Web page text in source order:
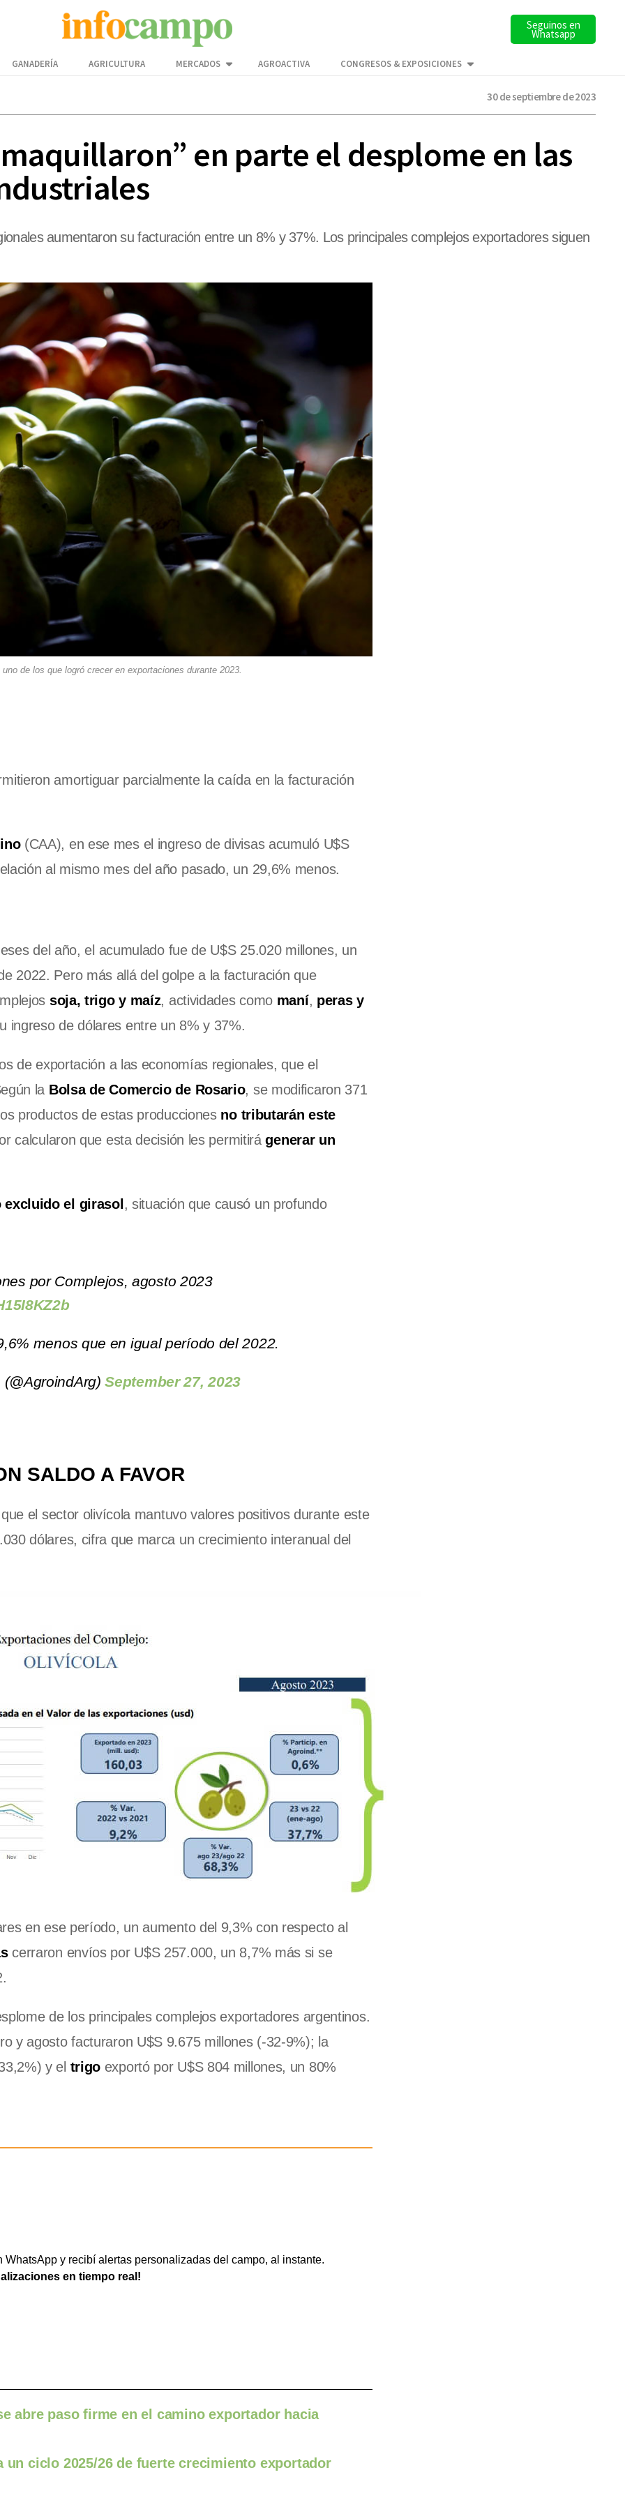
Seguinos en
Whatsapp
GANADERÍA AGRICULTURA MERCADOS AGROACTIVA CONGRESOS & EXPOSICIONES
30 de septiembre de 2023
en parte el desplome en las
aumentaron su facturación entre un 8% y 37%. Los principales complejos exportadores siguen
de los que logró crecer en exportaciones durante 2023.
amortiguar parcialmente la caída en la facturación
(CAA), en ese mes el ingreso de divisas acumuló U$S
al mismo mes del año pasado, un 29,6% menos.
del año, el acumulado fue de U$S 25.020 millones, un
2022. Pero más allá del golpe a la facturación que
soja, trigo y maíz, actividades como maní, peras y
ingreso de dólares entre un 8% y 37%.
de exportación a las economías regionales, que el
la Bolsa de Comercio de Rosario, se modificaron 371
productos de estas producciones no tributarán este
calcularon que esta decisión les permitirágenerar un
excluido el girasol , situación que causó un profundo
por Complejos, agosto 2023
menos que en igual período del 2022.
(@AgroindArg)September 27, 2023
SALDO A FAVOR
el sector olivícola mantuvo valores positivos durante este
dólares, cifra que marca un crecimiento interanual del
en ese período, un aumento del 9,3% con respecto al
cerraron envíos por U$S 257.000, un 8,7% más si se
de los principales complejos exportadores argentinos.
y agosto facturaron U$S 9.675 millones (-32-9%); la
y el trigo exportó por U$S 804 millones, un 80%
y recibí alertas personalizadas del campo, al instante.
en tiempo real!
abre paso firme en el camino exportador hacia
ciclo 2025/26 de fuerte crecimiento exportador